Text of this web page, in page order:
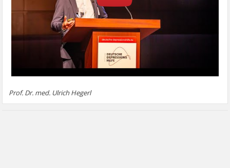
Prof. Dr. med. Ulrich Hegerl